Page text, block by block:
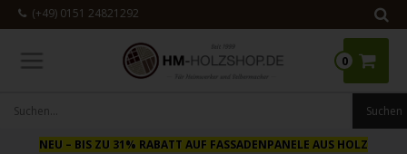
(+49) 0151 24821292
0
NEU – BIS ZU 31% RABATT AUF FASSADENPANELE AUS HOLZ